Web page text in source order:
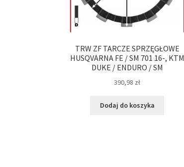
TRW ZF TARCZE SPRZĘGŁOWE
HUSQVARNA FE / SM 701 16-, KTM
DUKE / ENDURO / SM
390,98 zł
Dodaj do koszyka